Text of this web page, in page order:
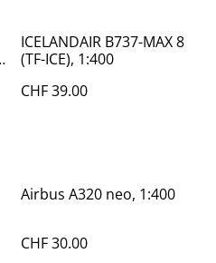
ICELANDAIR B737-MAX 8
(TF-ICE), 1:400
CHF 39.00
Airbus A320 neo, 1:400
CHF 30.00